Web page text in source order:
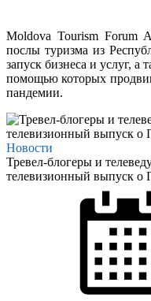
Moldova Tourism Forum
послы туризма из
запуск бизнеса и услуг,
помощью которых
пандемии.
Новости
Тревел-блогеры и
телевизионный выпуск о